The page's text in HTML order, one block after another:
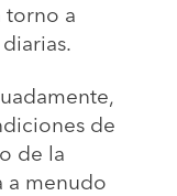
torno a
de
de la
a menudo